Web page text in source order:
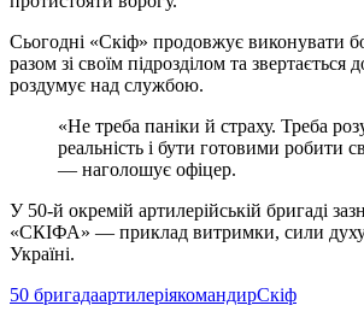
Сьогодні «Скіф» продовжує виконувати
разом зі своїм підрозділом та
роздумує над службою.
«Не треба паніки й страху. Треба
реальність і бути готовими робити
— наголошує офіцер.
У 50-й окремій артилерійській бригаді
«СКІФА» — приклад витримки, сили духу
Україні.
50 бригадаартилеріякомандирСкіф